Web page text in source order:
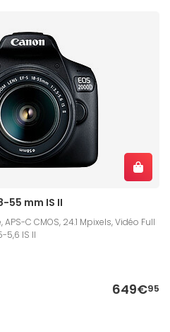
plein format avec de très
en 4K pour une
Découvrez la marque
et variez les plaisirs
en faisant parler votre
55 mm IS II
C CMOS, 24.1 Mpixels, Vidéo Full
5,6 IS II
649€95